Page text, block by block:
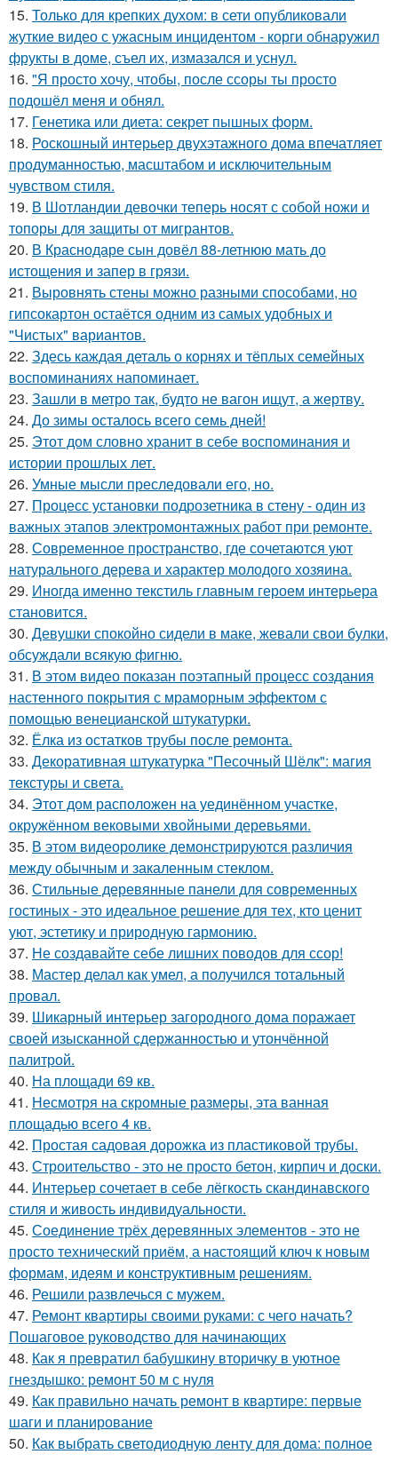
15. Только для крепких духом: в сети опубликовали
жуткие видео с ужасным инцидентом - корги обнаружил
фрукты в доме, съел их, измазался и уснул.
16. "Я просто хочу, чтобы, после ссоры ты просто
подошёл меня и обнял.
17. Генетика или диета: секрет пышных форм.
18. Роскошный интерьер двухэтажного дома впечатляет
продуманностью, масштабом и исключительным
чувством стиля.
19. В Шотландии девочки теперь носят с собой ножи и
топоры для защиты от мигрантов.
20. В Краснодаре сын довёл 88-летнюю мать до
истощения и запер в грязи.
21. Выровнять стены можно разными способами, но
гипсокартон остаётся одним из самых удобных и
"Чистых" вариантов.
22. Здесь каждая деталь о корнях и тёплых семейных
воспоминаниях напоминает.
23. Зашли в метро так, будто не вагон ищут, а жертву.
24. До зимы осталось всего семь дней!
25. Этот дом словно хранит в себе воспоминания и
истории прошлых лет.
26. Умные мысли преследовали его, но.
27. Процесс установки подрозетника в стену - один из
важных этапов электромонтажных работ при ремонте.
28. Современное пространство, где сочетаются уют
натурального дерева и характер молодого хозяина.
29. Иногда именно текстиль главным героем интерьера
становится.
30. Девушки спокойно сидели в маке, жевали свои булки,
обсуждали всякую фигню.
31. В этом видео показан поэтапный процесс создания
настенного покрытия с мраморным эффектом с
помощью венецианской штукатурки.
32. Ёлка из остатков трубы после ремонта.
33. Декоративная штукатурка "Песочный Шёлк": магия
текстуры и света.
34. Этот дом расположен на уединённом участке,
окружённом вековыми хвойными деревьями.
35. В этом видеоролике демонстрируются различия
между обычным и закаленным стеклом.
36. Стильные деревянные панели для современных
гостиных - это идеальное решение для тех, кто ценит
уют, эстетику и природную гармонию.
37. Не создавайте себе лишних поводов для ссор!
38. Мастер делал как умел, а получился тотальный
провал.
39. Шикарный интерьер загородного дома поражает
своей изысканной сдержанностью и утончённой
палитрой.
40. На площади 69 кв.
41. Несмотря на скромные размеры, эта ванная
площадью всего 4 кв.
42. Простая садовая дорожка из пластиковой трубы.
43. Строительство - это не просто бетон, кирпич и доски.
44. Интерьер сочетает в себе лёгкость скандинавского
стиля и живость индивидуальности.
45. Соединение трёх деревянных элементов - это не
просто технический приём, а настоящий ключ к новым
формам, идеям и конструктивным решениям.
46. Решили развлечься с мужем.
47. Ремонт квартиры своими руками: с чего начать?
Пошаговое руководство для начинающих
48. Как я превратил бабушкину вторичку в уютное
гнездышко: ремонт 50 м с нуля
49. Как правильно начать ремонт в квартире: первые
шаги и планирование
50. Как выбрать светодиодную ленту для дома: полное